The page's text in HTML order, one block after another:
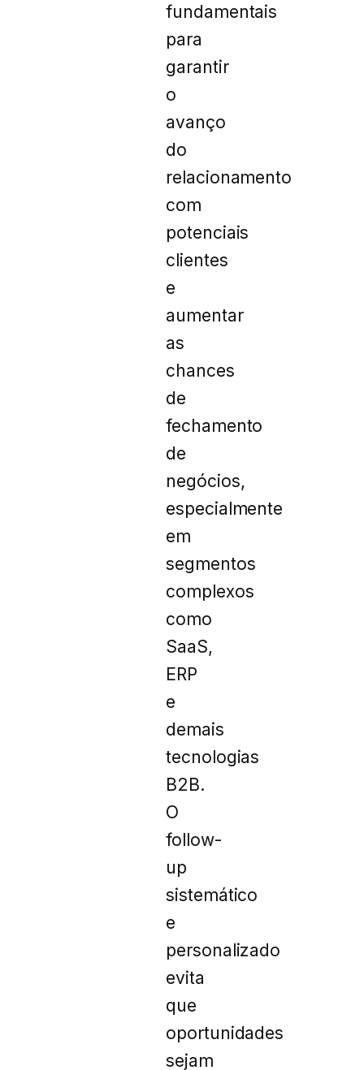
fundamentais
para
garantir
o
avanço
do
relacionamento
com
potenciais
clientes
e
aumentar
as
chances
de
fechamento
de
negócios,
especialmente
em
segmentos
complexos
como
SaaS,
ERP
e
demais
tecnologias
B2B.
O
follow-
up
sistemático
e
personalizado
evita
que
oportunidades
sejam